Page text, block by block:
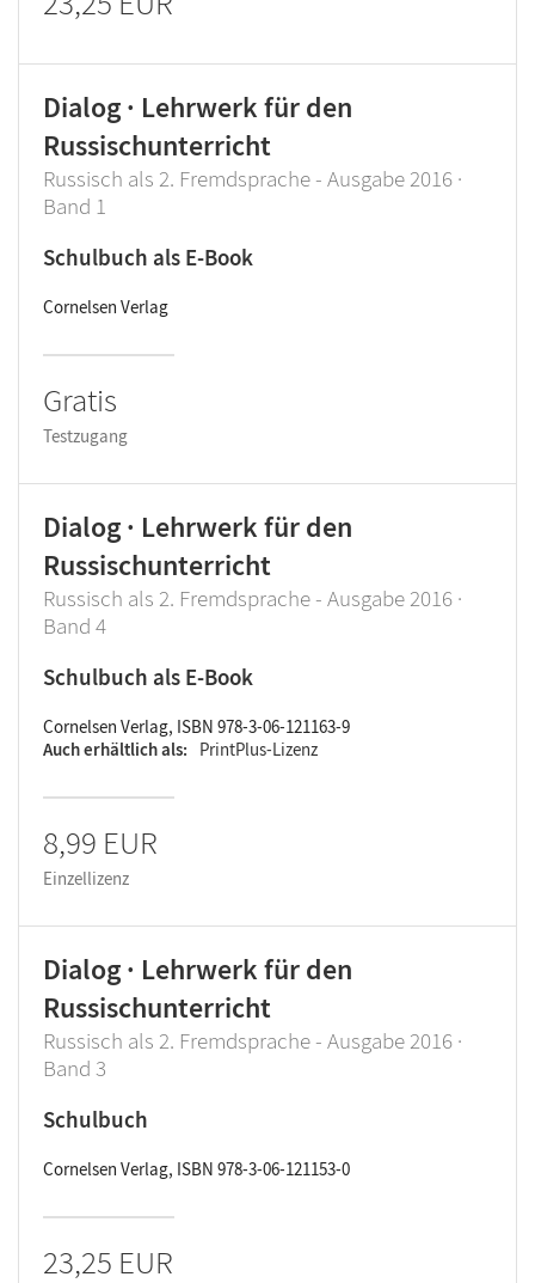
Dialog · Lehrwerk für den
Russischunterricht
Russisch als 2. Fremdsprache - Ausgabe 2016 ·
Band 1
Schulbuch als E-Book
Cornelsen Verlag
Gratis
Testzugang
Dialog · Lehrwerk für den
Russischunterricht
Russisch als 2. Fremdsprache - Ausgabe 2016 ·
Band 4
Schulbuch als E-Book
Cornelsen Verlag, ISBN 978-3-06-121163-9
Auch erhältlich als
PrintPlus-Lizenz
8,99 EUR
Einzellizenz
Dialog · Lehrwerk für den
Russischunterricht
Russisch als 2. Fremdsprache - Ausgabe 2016 ·
Band 3
Schulbuch
Cornelsen Verlag, ISBN 978-3-06-121153-0
23,25 EUR